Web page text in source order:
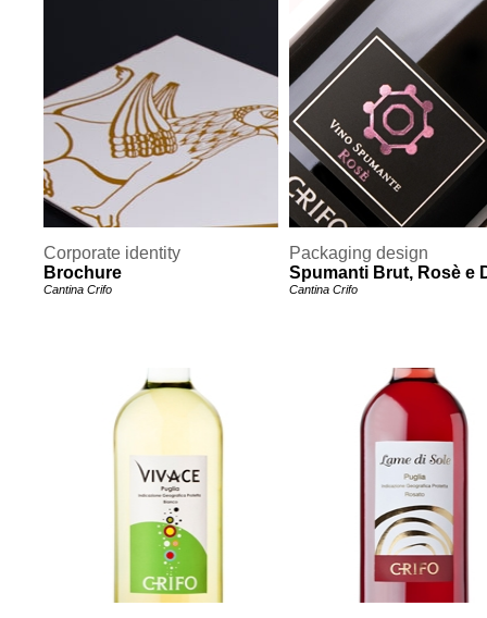
Corporate identity
Brochure
Cantina Crifo
Packaging design
Spumanti Brut, Rosè e
Cantina Crifo